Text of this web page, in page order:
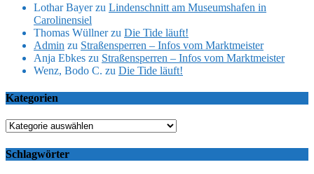
Lothar Bayerzu Lindenschnitt am Museumshafen in
Carolinensiel
Thomas Wüllnerzu Die Tide läuft!
Admin zu Straßensperren – Infos vom Marktmeister
Anja Ebkes zu Straßensperren – Infos vom Marktmeister
Wenz, Bodo C. zu Die Tide läuft!
Kategorien
Kategorien
Schlagwörter